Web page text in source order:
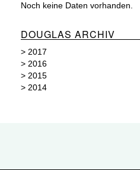
Noch keine Daten vorhanden.
DOUGLAS ARCHIV
> 2017
> 2016
> 2015
> 2014